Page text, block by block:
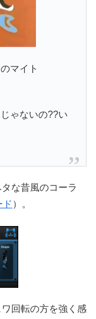
マイト
ゃないの??い
な昔風のコーラ
ド ）。
回転の方を強く感